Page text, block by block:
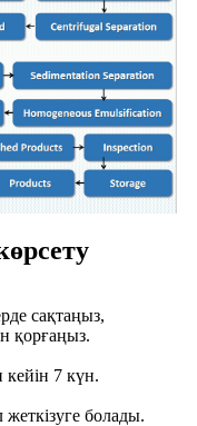
сақтаңыз,
қорғаңыз.
кейін 7 күн.
болады.